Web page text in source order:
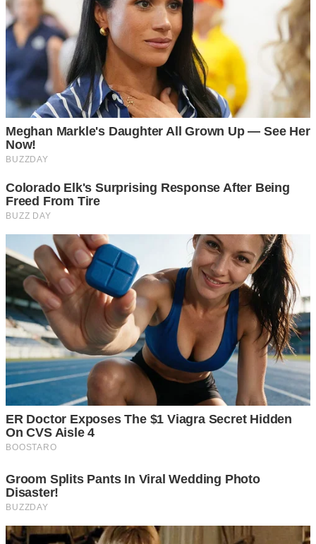
เวลาที่ขับรถตามหลังรถบรรทุกมาแล้วต้องการจะแซง ช่วงที่เรา
กำลังเร่งเครื่อง หากรถบรรทุกคันหน้าเปิดไฟเลี้ยวขวา โดยที่ไม่
ได้จะเลี้ยวจริงๆนั้นเป็นการส่งสัญญาณบอกเราว่า “ห้ามแซงหรือ
อ ย่ าเพิ่งแซงตอนนี้” เพราะอาจมีทางโค้งหรือมีรถกำลังวิ่งสวน
มา ให้เรารอก่อน และเมื่อผ่ า นไปสักระยะ รถบรรทุกจะลด
ความเร็วลงพร้อมเปิดไฟเลี้ยวซ้ายขึ้นและหลีกทางให้เล็กน้อย
เพื่อบอกให้เรารู้ว่าตอนนี้แซงได้แล้ว
5 แซงได้เลย
ซ้ายเอาไว้พร้อมกับชะลอความเร็วลงและเบี่ยงซ้ายเล็กน้อย